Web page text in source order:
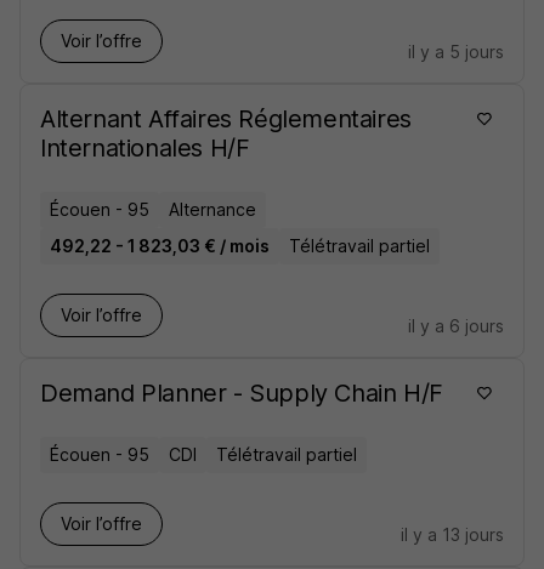
Voir l’offre
il y a 5 jours
Alternant Affaires Réglementaires
Internationales H/F
Écouen - 95
Alternance
492,22 - 1 823,03 € / mois
Télétravail partiel
Voir l’offre
il y a 6 jours
Demand Planner - Supply Chain H/F
Écouen - 95 CDI Télétravail partiel
Voir l’offre
il y a 13 jours